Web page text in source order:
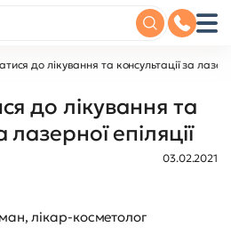
до лікування та консультації за
до лікування та
лазерної епіляції
03.02.2021
лікар-косметолог